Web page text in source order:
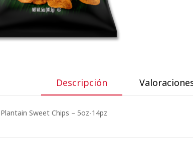
Descripción
Sweet Chips – 5oz-14pz